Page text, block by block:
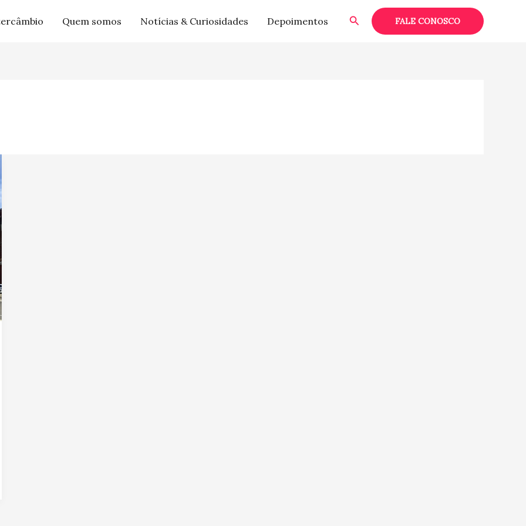
Quem somos Notícias & Curiosidades Depoimentos PesquisarFALE CONOSCO